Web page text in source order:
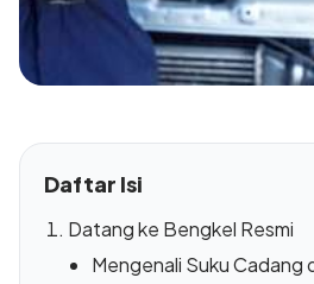
Daftar Isi
Datang ke Bengkel Resmi
Mengenali Suku Cadang